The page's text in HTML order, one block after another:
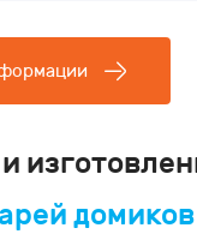
домиков